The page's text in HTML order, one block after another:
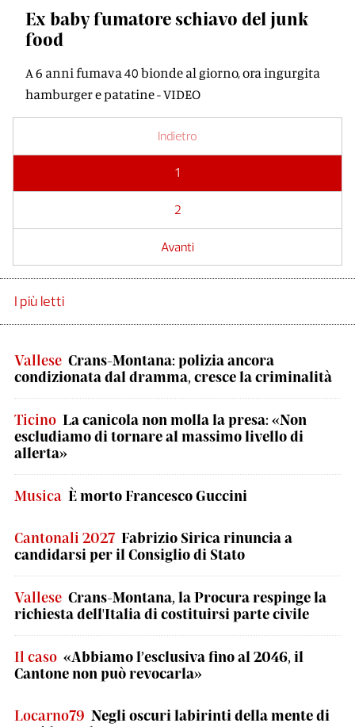
Ex baby fumatore schiavo del junk
food
A 6 anni fumava 40 bionde al giorno, ora ingurgita
hamburger e patatine - VIDEO
Indietro
1
2
Avanti
I più letti
Vallese Crans-Montana: polizia ancora
condizionata dal dramma, cresce la criminalità
Ticino La canicola non molla la presa: «Non
escludiamo di tornare al massimo livello di
allerta»
Musica È morto Francesco Guccini
Cantonali 2027 Fabrizio Sirica rinuncia a
candidarsi per il Consiglio di Stato
Vallese Crans-Montana, la Procura respinge la
richiesta dell'Italia di costituirsi parte civile
Il caso «Abbiamo l’esclusiva fino al 2046, il
Cantone non può revocarla»
Locarno79 Negli oscuri labirinti della mente di